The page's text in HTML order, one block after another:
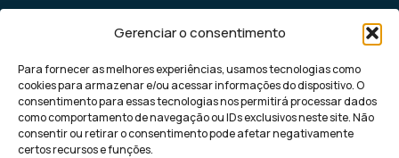
Gerenciar o consentimento
Para fornecer as melhores experiências, usamos tecnologias como
cookies para armazenar e/ou acessar informações do dispositivo. O
consentimento para essas tecnologias nos permitirá processar dados
como comportamento de navegação ou IDs exclusivos neste site. Não
consentir ou retirar o consentimento pode afetar negativamente
certos recursos e funções.
Democratizando o marketing digital de
performance para pequenas e médias